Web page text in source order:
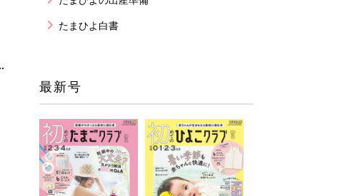
たまひよ白書
最新号